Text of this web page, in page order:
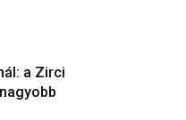
a Zirci